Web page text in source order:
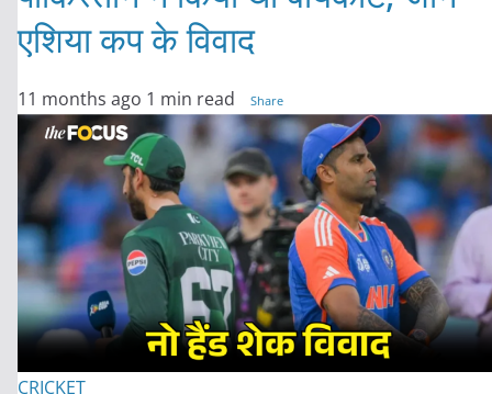
एशिया कप के विवाद
11 months ago 1 min read Share
CRICKET